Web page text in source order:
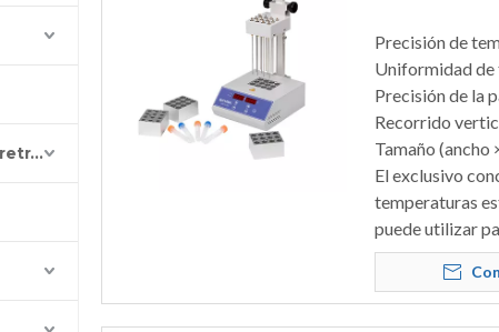
Análisis de elementos orgánicos y pretratamiento
Precisión de
Uniformidad
Precisión de la
Recorrido
Tamaño
El exclusivo
temperaturas
puede utilizar